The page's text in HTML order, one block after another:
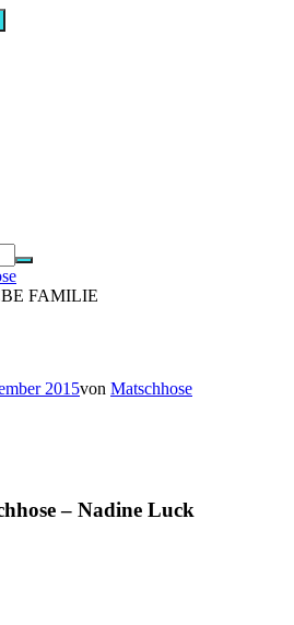
FAMILIE
2015von Matschhose
– Nadine Luck